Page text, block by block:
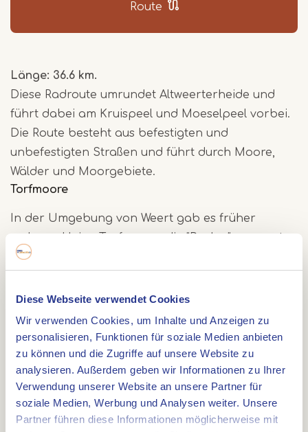
Diese Webseite verwendet Cookies
Wir verwenden Cookies, um Inhalte und Anzeigen zu
personalisieren, Funktionen für soziale Medien anbieten
zu können und die Zugriffe auf unsere Website zu
analysieren. Außerdem geben wir Informationen zu Ihrer
Verwendung unserer Website an unsere Partner für
soziale Medien, Werbung und Analysen weiter. Unsere
Partner führen diese Informationen möglicherweise mit
Route
Länge: 36.6 km.
Diese Radroute umrundet Altweerterheide und
führt dabei am Kruispeel und Moeselpeel vorbei.
Die Route besteht aus befestigten und
unbefestigten Straßen und führt durch Moore,
Wälder und Moorgebiete.
Torfmoore
In der Umgebung von Weert gab es früher
wurden und im Laufe der Zeit abgebaut oder
bestand früher aus Wäldern, Heideflächen,
Sümpfen und Flugsand. Bereits im Mittelalter
begannen die Menschen mit der Abholzung
dieser Ödlandflächen. Durch Überweidung
entstanden neue Wanderdünen. Nach 1850
wurden auch diese Gebiete wieder urbar